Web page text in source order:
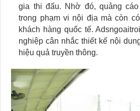
gia thi đấu. Nhờ đó, quảng
trong phạm vi nội địa mà còn
khách hàng quốc tế.
nghiệp cân nhắc thiết kế nội
hiệu quả truyền thông.